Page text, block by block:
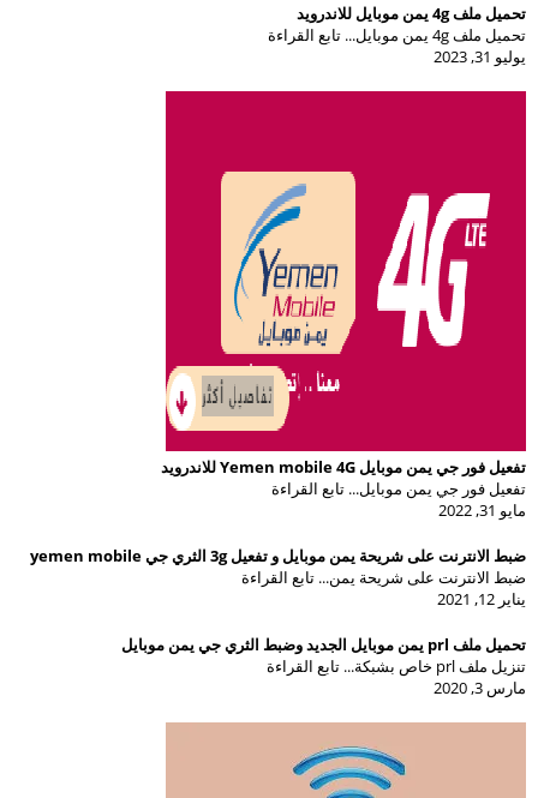
تحميل ملف 4g يمن موبايل للاندرويد
تحميل ملف 4g يمن موبايل... تابع القراءة
يوليو 31, 2023
تفعيل فور جي يمن موبايل Yemen mobile 4G للاندرويد
تفعيل فور جي يمن موبايل... تابع القراءة
مايو 31, 2022
ضبط الانترنت على شريحة يمن موبايل و تفعيل 3g الثري جي yemen mobile
ضبط الانترنت على شريحة يمن... تابع القراءة
يناير 12, 2021
تحميل ملف prl يمن موبايل الجديد وضبط الثري جي يمن موبايل
تنزيل ملف prl خاص بشبكة... تابع القراءة
مارس 3, 2020